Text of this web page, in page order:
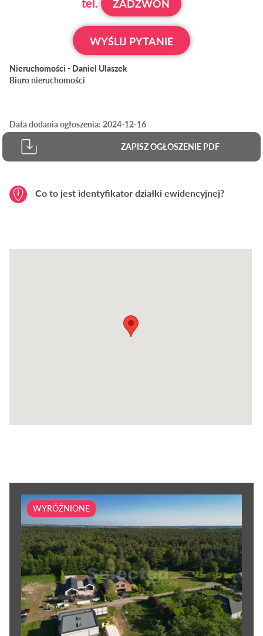
Co to jest identyfikator działki ewidencyjnej?
tel.
ZADZWOŃ
WYŚLIJ PYTANIE
Nieruchomości - Daniel Ulaszek
Biuro nieruchomości
Data dodania ogłoszenia: 2024-12-16
ZAPISZ OGŁOSZENIE PDF
WYRÓŻNIONE